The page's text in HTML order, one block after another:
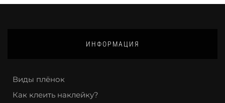
ИНФОРМАЦИЯ
Виды плёнок
Как клеить наклейку?